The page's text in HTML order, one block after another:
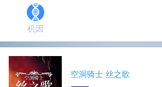
机因
空洞骑士 丝之歌